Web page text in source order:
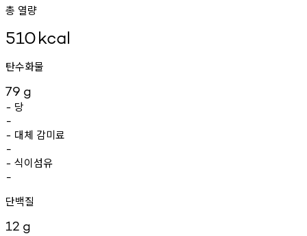
총 열량
510kcal
탄수화물
79 g
- 당
-
- 대체 감미료
-
- 식이섬유
-
단백질
12 g